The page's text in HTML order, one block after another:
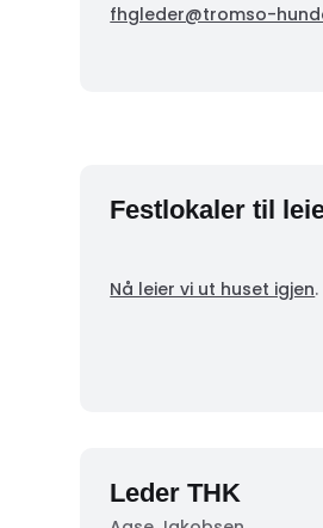
fhgleder@tromso-
Festlokaler til
Nå leier vi ut huset igjen.
Leder THK